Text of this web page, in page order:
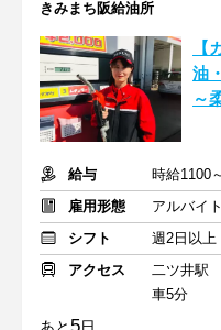
きみまち阪給油所
【
油
～
給与
時給1100
雇用形態
アルバイ
シフト
週2日以上
アクセス
二ツ井駅
車5分